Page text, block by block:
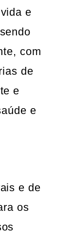
e
com
de
e
e
e de
os